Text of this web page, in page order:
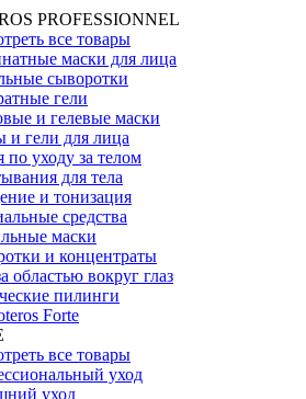
PROFESSIONNEL
все товары
маски для лица
сыворотки
гели
и гелевые маски
и гели для лица
по уходу за телом
для тела
и тонизация
средства
маски
и концентраты
областью вокруг глаз
пилинги
Forte
все товары
уход
уход